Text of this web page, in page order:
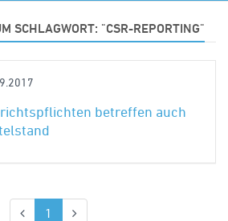
SCHLAGWORT: "CSR-REPORTING"
betreffen auch
1 (aktuell)